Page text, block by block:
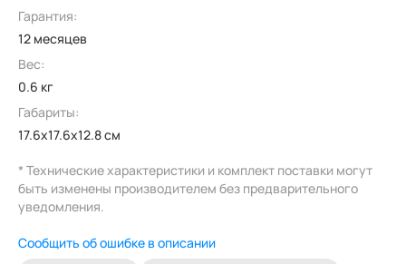
Гарантия:
12 месяцев
Вес:
0.6 кг
Габариты:
17.6x17.6x12.8 см
* Технические характеристики и комплект поставки могут
быть изменены производителем без предварительного
уведомления.
Сообщить об ошибке в описании